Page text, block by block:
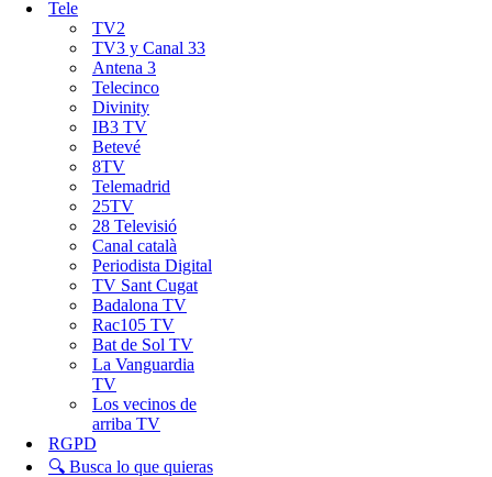
Tele
TV2
TV3 y Canal 33
Antena 3
Telecinco
Divinity
IB3 TV
Betevé
8TV
Telemadrid
25TV
28 Televisió
Canal català
Periodista Digital
TV Sant Cugat
Badalona TV
Rac105 TV
Bat de Sol TV
La Vanguardia
TV
Los vecinos de
arriba TV
RGPD
🔍 Busca lo que quieras